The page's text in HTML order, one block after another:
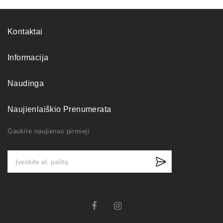
Kontaktai
Informacija
Naudinga
Naujienlaiškio Prenumerata
Gaukite naujienas pirmieji